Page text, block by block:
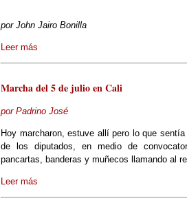
por John Jairo Bonilla
Leer más
Marcha del 5 de julio en Cali
por Padrino José
Hoy marcharon, estuve allí pero lo que
de los diputados, en medio de
pancartas, banderas y muñecos llamando al
Leer más